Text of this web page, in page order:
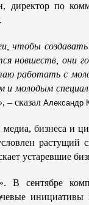
по
чтобы
новшеств, они
работать с
и молодым
, – сказалАлександр
медиа, бизнеса и
растущий
устаревшие
В сентябре
инициативы